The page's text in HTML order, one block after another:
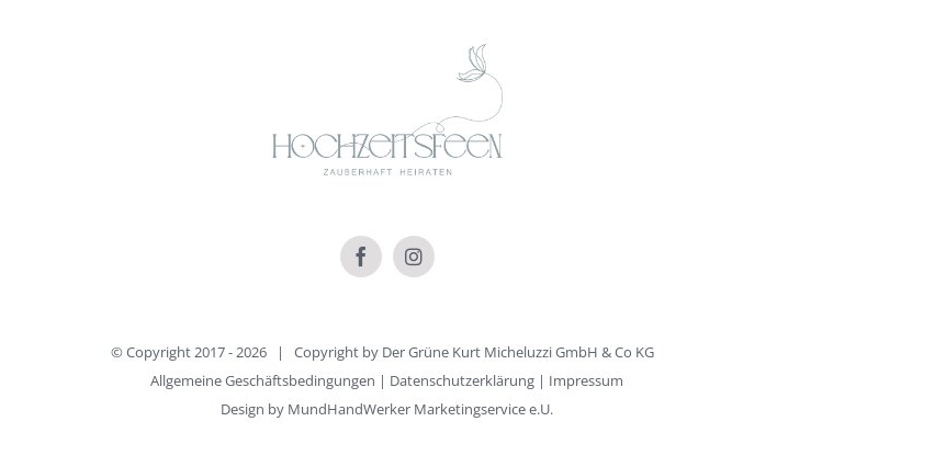
© Copyright 2017 -2026 | Copyright by Der Grüne Kurt Micheluzzi GmbH & Co KG
Allgemeine Geschäftsbedingungen | Datenschutzerklärung | Impressum
Design by MundHandWerker Marketingservice e.U.